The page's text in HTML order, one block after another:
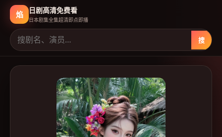
焰 日剧高清免费看
日本剧集全集超清即点即播
搜
日剧高清免费看-日本免费高